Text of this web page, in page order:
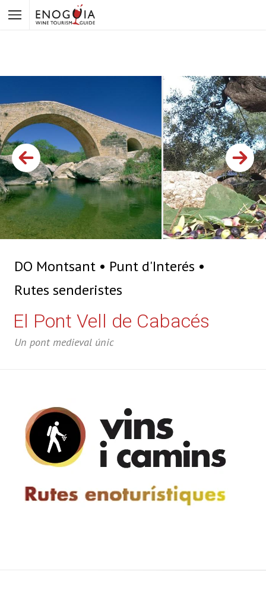
DO Montsant
Punt d'Interés
Rutes senderistes
El Pont Vell de Cabacés
Un pont medieval únic